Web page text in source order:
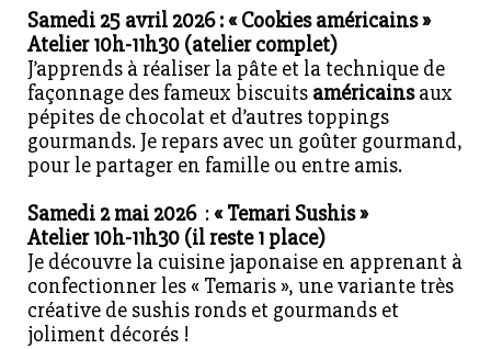
Samedi 25 avril 2026 : « Cookies américains »
Atelier 10h-11h30 (atelier complet)
J’apprends à réaliser la pâte et la technique de
façonnage des fameux biscuits américainsaux
pépites de chocolat et d’autres toppings
gourmands. Je repars avec un goûter gourmand,
pour le partager en famille ou entre amis.
Samedi 2 mai 2026 :«Temari Sushis»
Atelier 10h-11h30 (il reste 1 place)
Je découvre la cuisine japonaise en apprenant à
confectionner les « Temaris », une variante très
créative de sushis ronds et gourmands et
joliment décorés !